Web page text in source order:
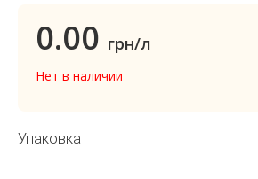
0.00 грн/л
Нет в наличии
Упаковка